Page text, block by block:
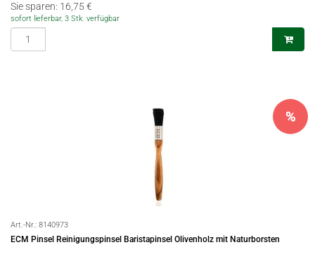
Sie sparen: 16,75 €
sofort lieferbar, 3 Stk. verfügbar
Art.-Nr.: 8140973
ECM Pinsel Reinigungspinsel Baristapinsel Olivenholz mit Naturborsten
%